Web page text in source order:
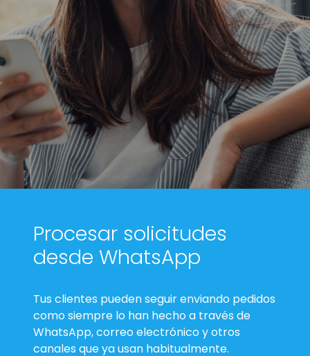
Procesar solicitudes
desde WhatsApp
Tus clientes pueden seguir enviando pedidos
como siempre lo han hecho a través de
WhatsApp, correo electrónico y otros
canales que ya usan habitualmente.